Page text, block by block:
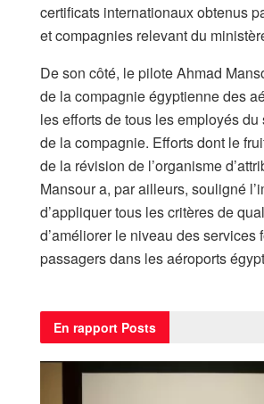
certificats internationaux obtenus
et compagnies relevant du
De son côté, le pilote Ahmad
de la compagnie égyptienne des
les efforts de tous les employés
de la compagnie. Efforts dont le
de la révision de l’organisme
Mansour a, par ailleurs, souligné
d’appliquer tous les critères de
d’améliorer le niveau des services
passagers dans les aéroports
En rapport Posts